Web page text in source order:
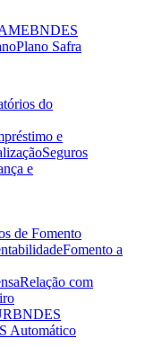
BNDES
Plano Safra
do
e
Seguros
e
de Fomento
Fomento a
Relação com
BNDES
Automático